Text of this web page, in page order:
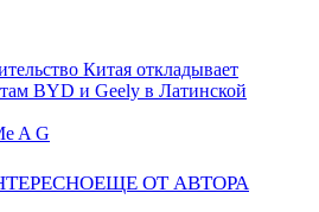
Китая откладывает
BYD и Geely в Латинской
A G
ЕЩЕ ОТ АВТОРА